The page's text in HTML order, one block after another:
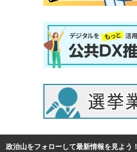
政治山をフォローして最新情報を見よう！